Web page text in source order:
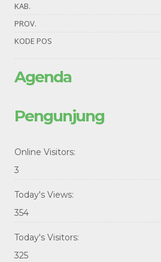
KAB.
PROV.
KODE POS
Agenda
Pengunjung
Online Visitors:
3
Today's Views:
354
Today's Visitors:
325